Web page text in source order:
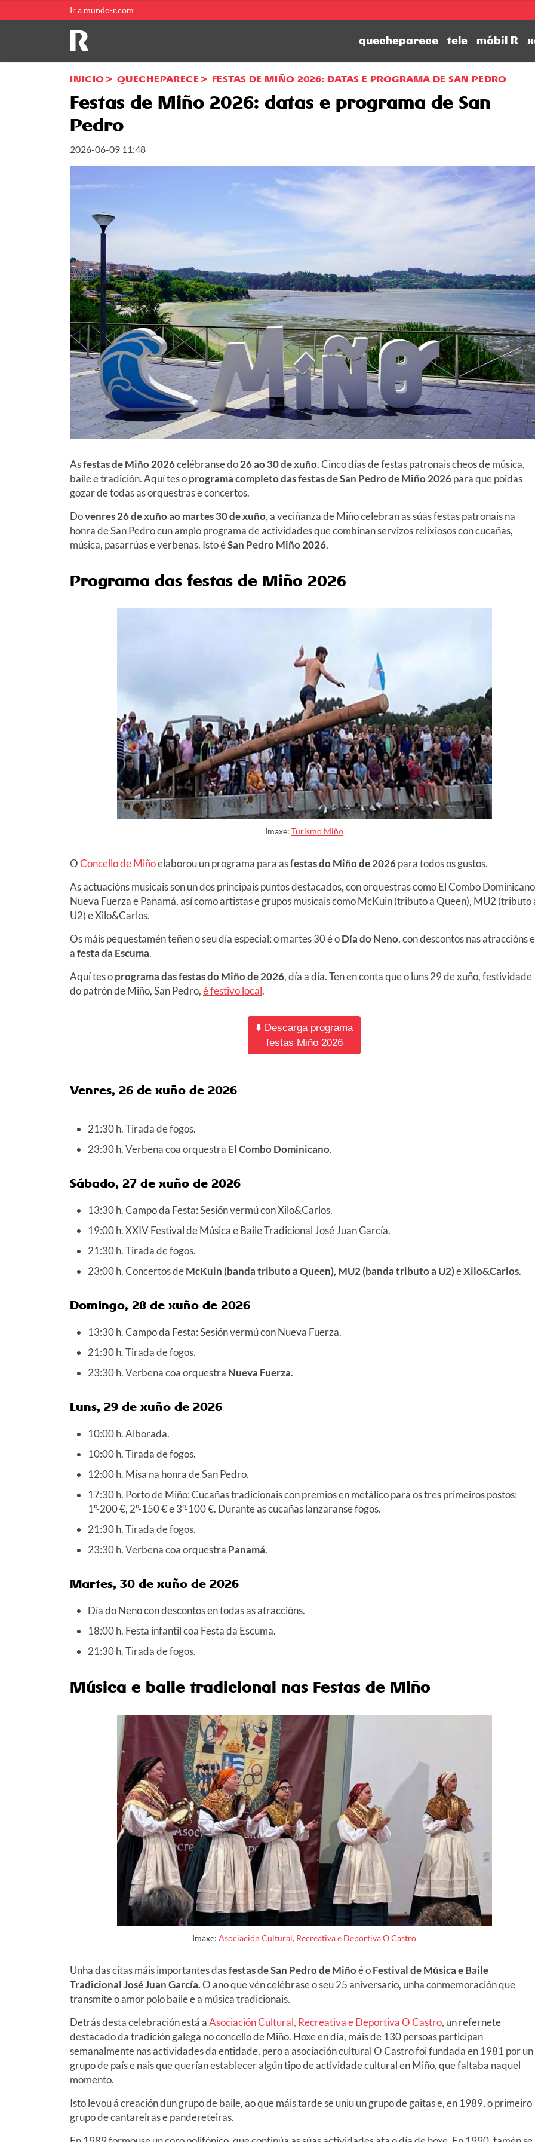
Ir a mundo-r.com
quecheparece tele móbil R
INICIO QUECHEPARECE FESTAS DE MIÑO 2026: DATAS E PROGRAMA DE SAN PEDRO
Festas de Miño 2026: datas e programa de San
Pedro
2026-06-09 11:48
Asfestas de Miño 2026celébranse do26 ao 30 de xuño. Cinco días de festas patronais cheos de música,
baile e tradición. Aquí tes oprograma completo das festas de San Pedro de Miño 2026para que poidas
gozar de todas as orquestras e concertos.
Dovenres 26 de xuño ao martes 30 de xuño, a veciñanza de Miño celebran as súas festas patronais na
honra de San Pedro cun amplo programa de actividades que combinan servizos relixiosos con cucañas,
música, pasarrúas e verbenas. Isto éSan Pedro Miño 2026.
Programa das festas de Miño 2026
Imaxe: Turismo Miño
OConcello de Miñoelaborou un programa para as festas do Miño de 2026para todos os gustos.
As actuacións musicais son un dos principais puntos destacados, con orquestras como El Combo
Nueva Fuerza e Panamá, así como artistas e grupos musicais como McKuin (tributo a Queen), MU2 (tributo
U2) e Xilo&Carlos.
Os máis pequestamén teñen o seu día especial: o martes 30 é oDía do Neno, con descontos nas atraccións e
afesta da Escuma.
Aquí tes oprograma das festas do Miño de 2026, día a día. Ten en conta que o luns 29 de xuño, festividade
do patrón de Miño, San Pedro,é festivo local.
⬇️ Descarga programa
festas Miño 2026
Venres, 26 de xuño de 2026
21:30 h. Tirada de fogos.
23:30 h. Verbena coa orquestra El Combo Dominicano.
Sábado, 27 de xuño de 2026
13:30 h. Campo da Festa: Sesión vermú con Xilo&Carlos.
19:00 h. XXIV Festival de Música e Baile Tradicional José Juan García.
21:30 h. Tirada de fogos.
23:00 h. Concertos deMcKuin (banda tributo a Queen), MU2 (banda tributo a U2)eXilo&Carlos.
Domingo, 28 de xuño de 2026
13:30 h. Campo da Festa: Sesión vermú con Nueva Fuerza.
21:30 h. Tirada de fogos.
23:30 h. Verbena coa orquestra Nueva Fuerza.
Luns, 29 de xuño de 2026
10:00 h. Alborada.
10:00 h. Tirada de fogos.
12:00 h. Misa na honra de San Pedro.
17:30 h. Porto de Miño: Cucañas tradicionais con premios en metálico para os tres primeiros postos:
1º-200 €, 2º-150 € e 3º-100 €. Durante as cucañas lanzaranse fogos.
21:30 h. Tirada de fogos.
23:30 h. Verbena coa orquestra Panamá.
Martes, 30 de xuño de 2026
Día do Neno con descontos en todas as atraccións.
18:00 h. Festa infantil coa Festa da Escuma.
21:30 h. Tirada de fogos.
Música e baile tradicional nas Festas de Miño
Imaxe: Asociación Cultural, Recreativa e Deportiva O Castro
Unha das citas máis importantes dasfestas de San Pedro de Miñoé oFestival de Música e Baile
Tradicional José Juan García.O ano que vén celébrase o seu 25 aniversario, unha conmemoración que
transmite o amor polo baile e a música tradicionais.
Detrás desta celebración está aAsociación Cultural, Recreativa e Deportiva O Castro, un refernete
destacado da tradición galega no concello de Miño. Hoxe en día, máis de 130 persoas participan
semanalmente nas actividades da entidade, pero a asociación cultural O Castro foi fundada en 1981 por un
grupo de país e nais que querían establecer algún tipo de actividade cultural en Miño, que faltaba naquel
momento.
Isto levou á creación dun grupo de baile, ao que máis tarde se uniu un grupo de gaitas e, en 1989, o primeiro
grupo de cantareiras e pandereteiras.